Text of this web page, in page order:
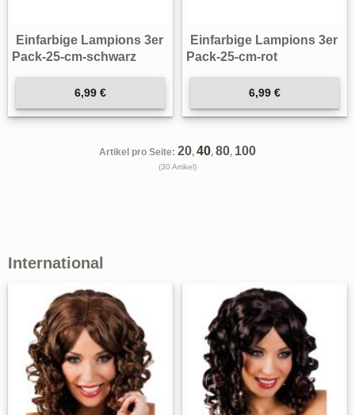
Einfarbige Lampions 3er
Pack-25-cm-schwarz
6,99 €
Einfarbige Lampions 3er
Pack-25-cm-rot
6,99 €
Artikel pro Seite: 20, 40, 80, 100
(30 Artikel)
International